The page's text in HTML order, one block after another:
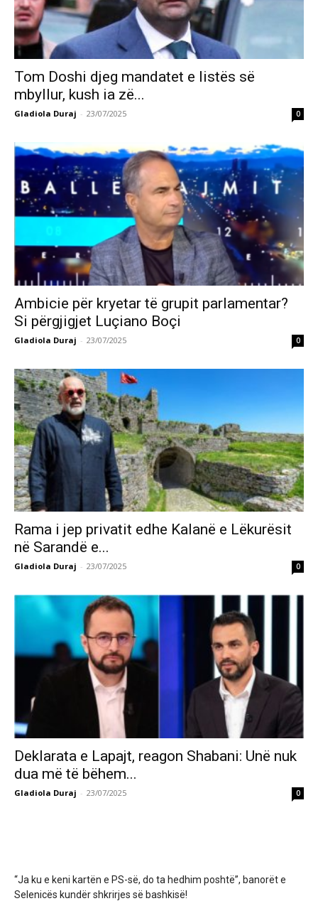
Tom Doshi djeg mandatet e listës së
mbyllur, kush ia zë...
Gladiola Duraj - 23/07/2025 0
Ambicie për kryetar të grupit parlamentar?
Si përgjigjet Luçiano Boçi
Gladiola Duraj - 23/07/2025 0
Rama i jep privatit edhe Kalanë e Lëkurësit
në Sarandë e...
Gladiola Duraj - 23/07/2025 0
Deklarata e Lapajt, reagon Shabani: Unë nuk
dua më të bëhem...
Gladiola Duraj - 23/07/2025 0
“Ja ku e keni kartën e PS-së, do ta hedhim poshtë”, banorët e
Selenicës kundër shkrirjes së bashkisë!